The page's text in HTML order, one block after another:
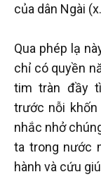
của dân Ngài
Qua phép lạ
chỉ có quyền
tim tràn đầy
trước nỗi
nhắc nhở
ta trong nước
hành và cứu